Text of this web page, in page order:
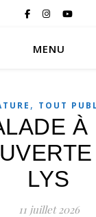
MENU
, TOUT
À
LYS
11 juillet 2026